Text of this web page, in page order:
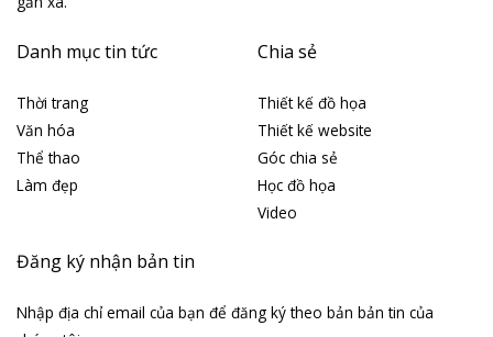
Danh mục tin tức
Thời trang
Văn hóa
Thể thao
Làm đẹp
Chia sẻ
Thiết kế đồ họa
Thiết kế website
Góc chia sẻ
Học đồ họa
Video
Đăng ký nhận bản tin
Nhập địa chỉ email của bạn để đăng ký theo bản bản tin của